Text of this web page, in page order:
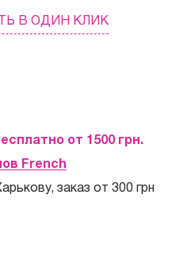
В ОДИН КЛИК
от 1500 грн.
French
заказ от 300 грн